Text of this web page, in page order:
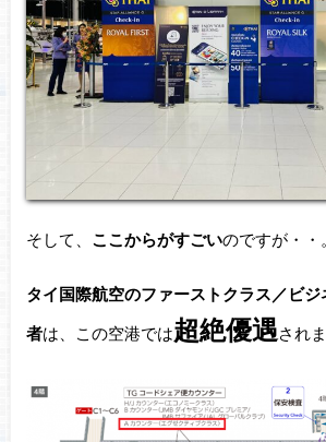
そして、 ここからがすごいのですが・・。
タイ国際航空のファーストクラス／ビ
者は、この空港では超絶優遇され